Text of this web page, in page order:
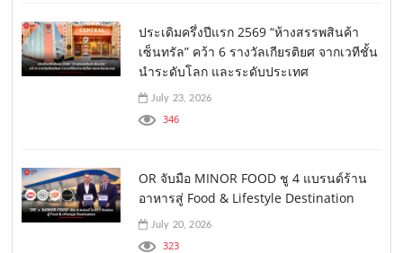
ประเดิมครึ่งปีแรก 2569 “ห้างสรรพสินค้า
เซ็นทรัล” คว้า 6 รางวัลเกียรติยศ จากเวทีชั้น
นำระดับโลก และระดับประเทศ
July 23, 2026
346
OR จับมือ MINOR FOOD ชู 4 แบรนด์ร้าน
อาหารสู่ Food & Lifestyle Destination
July 20, 2026
323